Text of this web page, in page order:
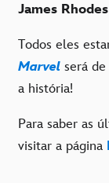
James Rhodes
Todos eles
Marvel será
a história!
Para saber as
visitar a página